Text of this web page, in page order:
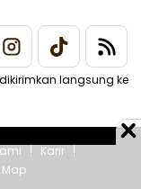
langsung ke
Karir
Map